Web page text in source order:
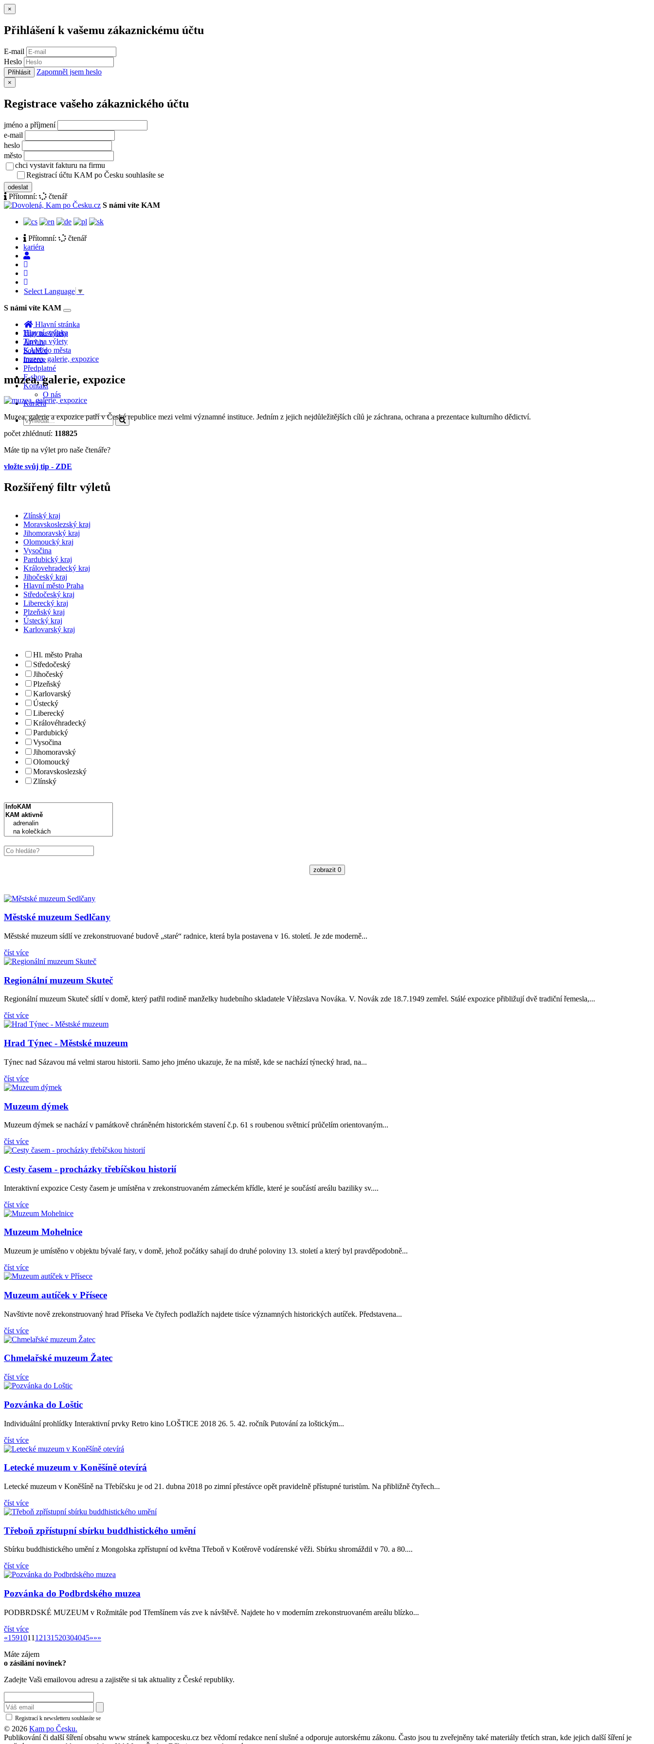
×
Přihlášení k vašemu zákaznickému účtu
E-mail
Heslo
Přihlásit Zapomněl jsem heslo
×
Registrace vašeho zákaznického účtu
jméno a příjmení
e-mail
heslo
město
chci vystavit fakturu na firmu
Registrací účtu KAM po Česku souhlasíte se
odeslat
Přítomní:
čtenář
S námi víte KAM
Přítomní:
čtenář
kariéra
Select Language ▼
S námi víte KAM
Toggle
navigation
Hlavní stránka
Tipy na výlety
Archiv
Soutěže
Inzerce
Předplatné
E-shop
Kontakt
O nás
Kariéra
Hlavní stránka
Tipy na výlety
KAM do města
muzea, galerie, expozice
muzea, galerie, expozice
Muzea, galerie a expozice patří v České republice mezi velmi významné instituce. Jedním z jejich nejdůležitějších cílů je záchrana, ochrana a prezentace kulturního dědictví.
počet zhlédnutí: 118825
Máte tip na výlet pro naše čtenáře?
vložte svůj tip - ZDE
Rozšířený filtr výletů
Zlínský kraj
Moravskoslezský kraj
Jihomoravský kraj
Olomoucký kraj
Vysočina
Pardubický kraj
Královehradecký kraj
Jihočeský kraj
Hlavní město Praha
Středočeský kraj
Liberecký kraj
Plzeňský kraj
Ústecký kraj
Karlovarský kraj
Hl. město Praha
Středočeský
Jihočeský
Plzeňský
Karlovarský
Ústecký
Liberecký
Královéhradecký
Pardubický
Vysočina
Jihomoravský
Olomoucký
Moravskoslezský
Zlínský
zobrazit 0
Městské muzeum Sedlčany
Městské muzeum sídlí ve zrekonstruované budově „staré“ radnice, která byla postavena v 16. století. Je zde moderně...
číst více
Regionální muzeum Skuteč
Regionální muzeum Skuteč sídlí v domě, který patřil rodině manželky hudebního skladatele Vítězslava Nováka. V. Novák zde 18.7.1949 zemřel. Stálé expozice přibližují dvě tradiční řemesla,...
číst více
Hrad Týnec - Městské muzeum
Týnec nad Sázavou má velmi starou historii. Samo jeho jméno ukazuje, že na místě, kde se nachází týnecký hrad, na...
číst více
Muzeum dýmek
Muzeum dýmek se nachází v památkově chráněném historickém stavení č.p. 61 s roubenou světnicí průčelím orientovaným...
číst více
Cesty časem - procházky třebíčskou historií
Interaktivní expozice Cesty časem je umístěna v zrekonstruovaném zámeckém křídle, které je součástí areálu baziliky sv....
číst více
Muzeum Mohelnice
Muzeum je umístěno v objektu bývalé fary, v domě, jehož počátky sahají do druhé poloviny 13. století a který byl pravděpodobně...
číst více
Muzeum autíček v Přísece
Navštivte nově zrekonstruovaný hrad Příseka Ve čtyřech podlažích najdete tisíce významných historických autíček. Představena...
číst více
Chmelařské muzeum Žatec
číst více
Pozvánka do Loštic
Individuální prohlídky Interaktivní prvky Retro kino LOŠTICE 2018 26. 5. 42. ročník Putování za loštickým...
číst více
Letecké muzeum v Koněšíně otevírá
Letecké muzeum v Koněšíně na Třebíčsku je od 21. dubna 2018 po zimní přestávce opět pravidelně přístupné turistům. Na přibližně čtyřech...
číst více
Třeboň zpřístupní sbírku buddhistického umění
Sbírku buddhistického umění z Mongolska zpřístupní od května Třeboň v Kotěrově vodárenské věži. Sbírku shromáždil v 70. a 80....
číst více
Pozvánka do Podbrdského muzea
PODBRDSKÉ MUZEUM v Rožmitále pod Třemšínem vás zve k návštěvě. Najdete ho v moderním zrekonstruovaném areálu blízko...
číst více
««1 591011 12131520304045»»
»»
Máte zájem
o zásílání novinek?
Zadejte Vaši emailovou adresu a zajistěte si tak aktuality z České republiky.
Registrací k newsletteru souhlasíte se
© 2026 Kam po Česku.
Publikování či další šíření obsahu www stránek kampocesku.cz bez vědomí redakce není slušné a odporuje autorskému zákonu. Často jsou tu zveřejněny také materiály třetích stran, kde jejich další šíření je